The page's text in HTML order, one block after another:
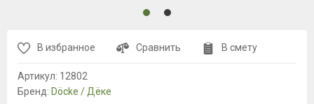
В избранное Сравнить В смету
Артикул: 12802
Бренд: Döcke / Дёке